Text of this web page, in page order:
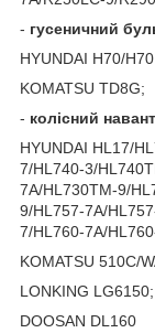
- гусеничний
HYUNDAI H70/
KOMATSU TD8G;
- колісний
HYUNDAI HL17/
7/HL740-3/
7A/HL730TM-9/
9/HL757-7A/
7/HL760-7A/
KOMATSU 510C/
LONKING LG6150;
DOOSAN DL160